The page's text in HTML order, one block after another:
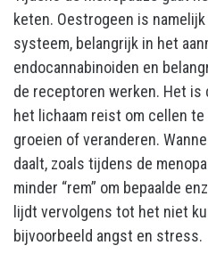
keten. Oestrogeen is
systeem, belangrijk in het
endocannabinoiden en
de receptoren werken. Het is
het lichaam reist om cellen
groeien of veranderen.
daalt, zoals tijdens de
minder “rem” om bepaalde
lijdt vervolgens tot het niet
bijvoorbeeld angst en stress.